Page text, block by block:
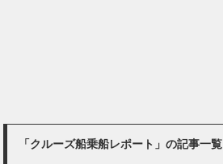
「クルーズ船乗船レポート」の記事一覧